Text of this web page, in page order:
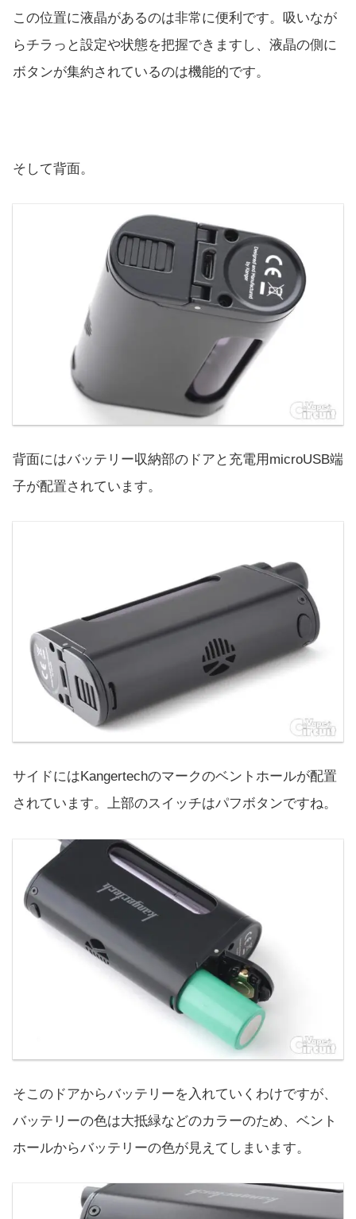
この位置に液晶があるのは非常に便利です。吸いなが
らチラっと設定や状態を把握できますし、液晶の側に
ボタンが集約されているのは機能的です。
そして背面。
背面にはバッテリー収納部のドアと充電用microUSB端
子が配置されています。
サイドにはKangertechのマークのベントホールが配置
されています。上部のスイッチはパフボタンですね。
そこのドアからバッテリーを入れていくわけですが、
バッテリーの色は大抵緑などのカラーのため、ベント
ホールからバッテリーの色が見えてしまいます。